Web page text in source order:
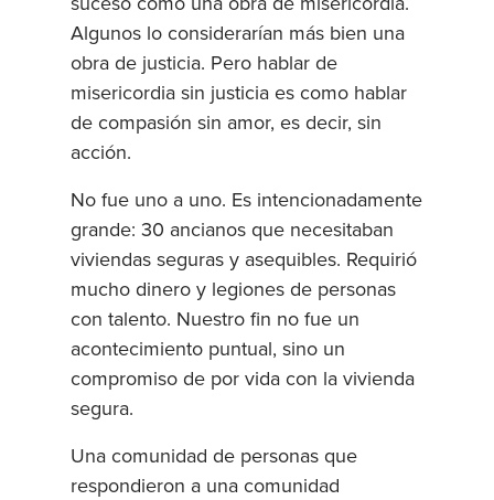
Algunos lo considerarían más bien una
obra de justicia. Pero hablar de
misericordia sin justicia es como hablar
de compasión sin amor, es decir, sin
acción.
No fue uno a uno. Es intencionadamente
grande: 30 ancianos que necesitaban
viviendas seguras y asequibles. Requirió
mucho dinero y legiones de personas
con talento. Nuestro fin no fue un
acontecimiento puntual, sino un
compromiso de por vida con la vivienda
segura.
Una comunidad de personas que
respondieron a una comunidad